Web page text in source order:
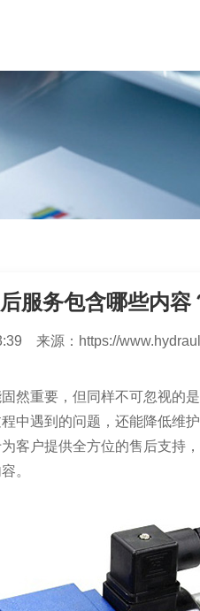
服务包含哪些内容
来源： https://
然重要，但同样不可忽视的
中遇到的问题，还能降低维
客户提供全方位的售后支持
。